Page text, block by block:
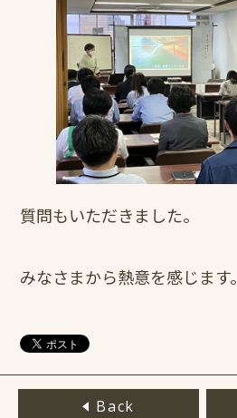
質問もいただきました。
みなさまから熱意を感じます。
Back